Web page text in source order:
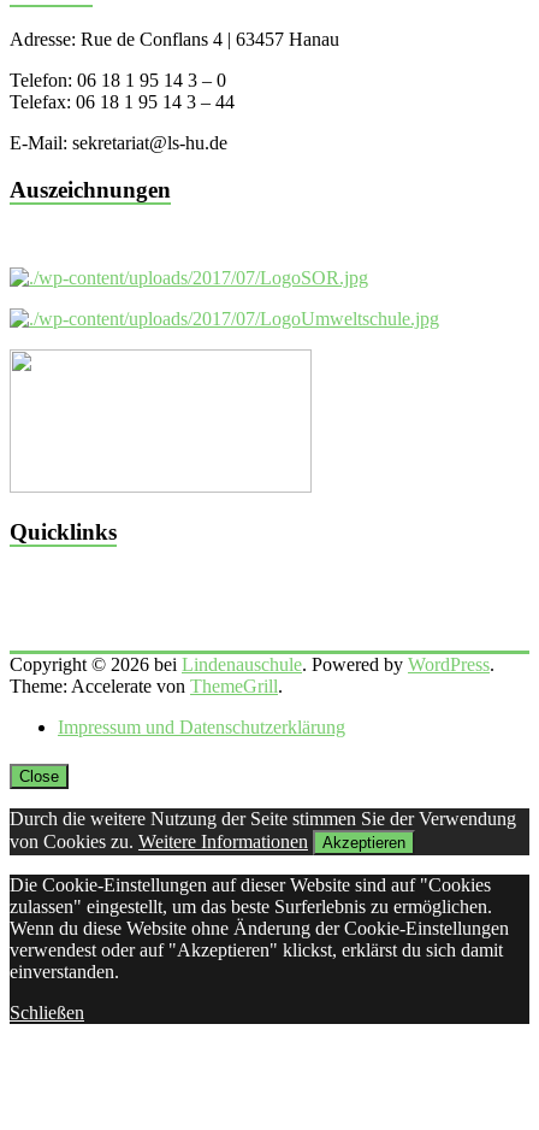
Adresse: Rue de Conflans 4 | 63457 Hanau
Telefon: 06 18 1 95 14 3 – 0
Telefax: 06 18 1 95 14 3 – 44
E-Mail: sekretariat@ls-hu.de
Auszeichnungen
Quicklinks
Copyright © 2026 bei Lindenauschule. Powered by WordPress.
Theme: Accelerate von ThemeGrill.
Impressum und Datenschutzerklärung
Close
Durch die weitere Nutzung der Seite stimmen Sie der Verwendung
von Cookies zu. Weitere Informationen Akzeptieren
Die Cookie-Einstellungen auf dieser Website sind auf "Cookies
zulassen" eingestellt, um das beste Surferlebnis zu ermöglichen.
Wenn du diese Website ohne Änderung der Cookie-Einstellungen
verwendest oder auf "Akzeptieren" klickst, erklärst du sich damit
einverstanden.
Schließen